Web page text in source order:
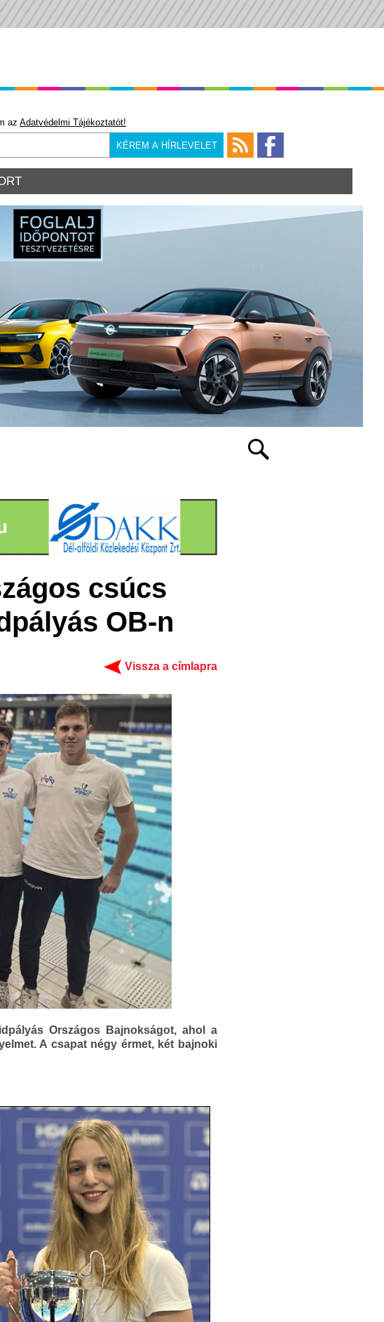
az Adatvédelmi Tájékoztatót!
csúcs
OB-n
Vissza a címlapra
Országos Bajnokságot, ahol a
A csapat négy érmet, két bajnoki